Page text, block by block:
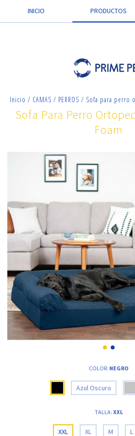
INICIO PRODUCTOS
Inicio / CAMAS / PERROS / Sofa para perro
Sofa Para Perro
Foam
COLOR: NEGRO
Azul Oscuro
TALLA: XXL
XXL XL M L